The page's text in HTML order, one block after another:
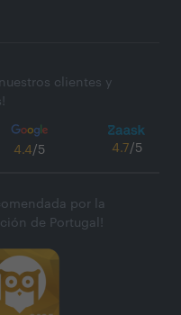
clientes y
4.4/5 4.7/5
por la
de Portugal!